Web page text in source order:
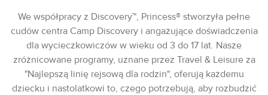
We współpracy z Discovery™, Princess® stworzyła pełne
cudów centra Camp Discovery i angażujące doświadczenia
dla wycieczkowiczów w wieku od 3 do 17 lat. Nasze
zróżnicowane programy, uznane przez Travel & Leisure za
"Najlepszą linię rejsową dla rodzin", oferują każdemu
dziecku i nastolatkowi to, czego potrzebują, aby rozbudzić